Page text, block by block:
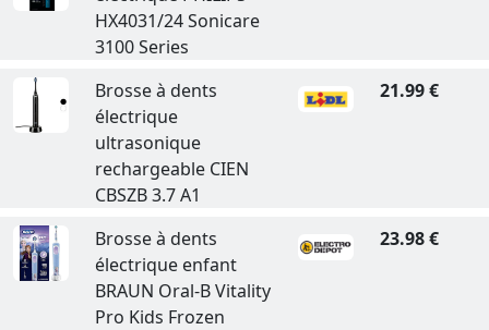
HX4031/24 Sonicare
3100 Series
Brosse à dents
électrique
ultrasonique
rechargeable CIEN
CBSZB 3.7 A1
21.99 €
Brosse à dents
électrique enfant
BRAUN Oral-B Vitality
Pro Kids Frozen
23.98 €